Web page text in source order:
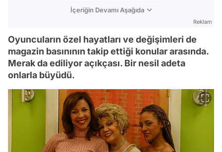
İçeriğin Devamı Aşağıda
Reklam
Oyuncuların özel hayatları ve değişimleri de
magazin basınının takip ettiği konular arasında.
Merak da ediliyor açıkçası. Bir nesil adeta
onlarla büyüdü.